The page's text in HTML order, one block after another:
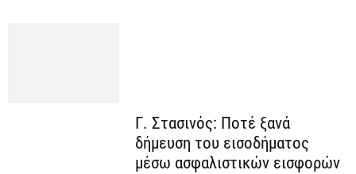
Γ. Στασινός: Ποτέ ξανά
δήμευση του εισοδήματος
μέσω ασφαλιστικών εισφορών